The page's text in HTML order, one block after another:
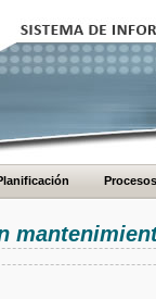
Procesos